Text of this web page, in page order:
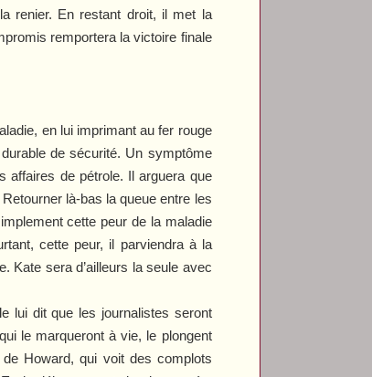
renier. En restant droit, il met la
remportera la victoire finale
en lui imprimant au fer rouge
de sécurité. Un symptôme
affaires de pétrole. Il arguera que
là-bas la queue entre les
cette peur de la maladie
cette peur, il parviendra à la
Kate sera d’ailleurs la seule avec
lui dit que les journalistes seront
le marqueront à vie, le plongent
Howard, qui voit des complots